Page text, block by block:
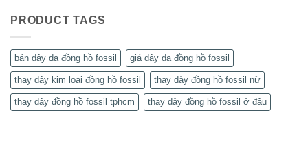
PRODUCT TAGS
bán dây da đồng hồ fossil giá dây da đồng hồ fossil
thay dây kim loại đồng hồ fossil thay dây đồng hồ fossil nữ
thay dây đồng hồ fossil tphcm thay dây đồng hồ fossil ở đâu